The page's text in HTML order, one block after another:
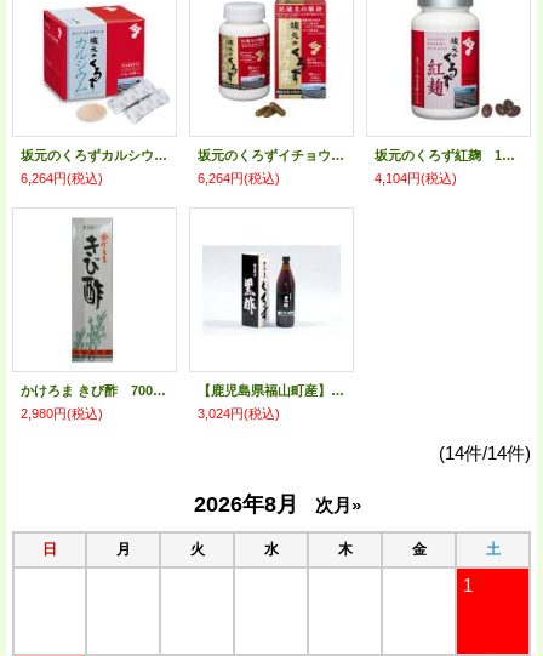
坂元のくろずカルシウム 60袋
6,264円(税込)
坂元のくろずイチョウ葉 90粒
6,264円(税込)
坂元のくろず紅麹 120粒
4,104円(税込)
かけろま きび酢 700ml
2,980円(税込)
【鹿児島県福山町産】ダイオーの黒酢 900ｍｌ（賞味期限2026年6月）
3,024円(税込)
(14件/14件)
2026年8月 次月»
日 月 火 水 木 金 土
1